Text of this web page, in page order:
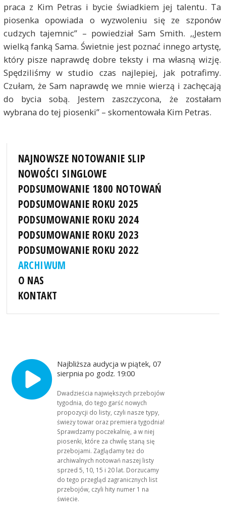
praca z Kim Petras i bycie świadkiem jej talentu. Ta
piosenka opowiada o wyzwoleniu się ze szponów
cudzych tajemnic” – powiedział Sam Smith. ,,Jestem
wielką fanką Sama. Świetnie jest poznać innego artystę,
który pisze naprawdę dobre teksty i ma własną wizję.
Spędziliśmy w studio czas najlepiej, jak potrafimy.
Czułam, że Sam naprawdę we mnie wierzą i zachęcają
do bycia sobą. Jestem zaszczycona, że zostałam
wybrana do tej piosenki” – skomentowała Kim Petras.
NAJNOWSZE NOTOWANIE SLIP
NOWOŚCI SINGLOWE
PODSUMOWANIE 1800 NOTOWAŃ
PODSUMOWANIE ROKU 2025
PODSUMOWANIE ROKU 2024
PODSUMOWANIE ROKU 2023
PODSUMOWANIE ROKU 2022
ARCHIWUM
O NAS
KONTAKT
Najbliższa audycja w piątek, 07
sierpnia po godz. 19:00
Dwadzieścia największych przebojów
tygodnia, do tego garść nowych
propozycji do listy, czyli nasze typy,
świeży towar oraz premiera tygodnia!
Sprawdzamy poczekalnię, a w niej
piosenki, które za chwilę staną się
przebojami. Zaglądamy też do
archiwalnych notowań naszej listy
sprzed 5, 10, 15 i 20 lat. Dorzucamy
do tego przegląd zagranicznych list
przebojów, czyli hity numer 1 na
świecie.